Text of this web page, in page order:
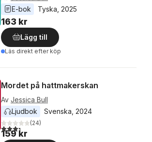
E-bok
Tyska, 2025
163 kr
Lägg till
Läs direkt efter köp
Mordet på hattmakerskan
Av Jessica Bull
Ljudbok
Svenska, 2024
3,3utav 5 stjärnor. Totalt antal röster:
(24)
159 kr